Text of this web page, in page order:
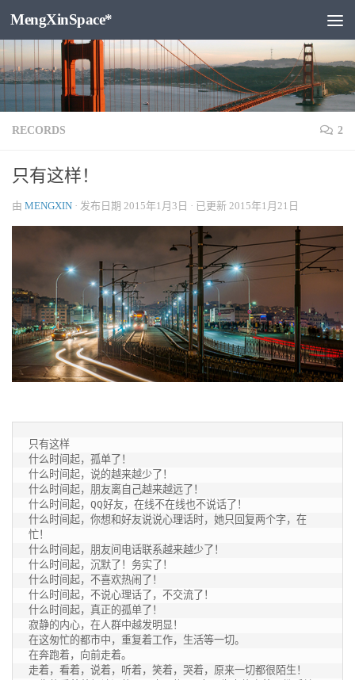
跳至内容
MengXinSpace*
RECORDS 2
只有这样！
由 MENGXIN · 发布日期 2015年1月3日 · 已更新 2015年1月21日
只有这样
什么时间起，孤单了！
什么时间起，说的越来越少了！
什么时间起，朋友离自己越来越远了！
什么时间起，QQ好友，在线不在线也不说话了！
什么时间起，你想和好友说说心理话时，她只回复两个字，在
忙！
什么时间起，朋友间电话联系越来越少了！
什么时间起，沉默了！务实了！
什么时间起，不喜欢热闹了！
什么时间起，不说心理话了，不交流了！
什么时间起，真正的孤单了！
寂静的内心，在人群中越发明显！
在这匆忙的都市中，重复着工作，生活等一切。
在奔跑着，向前走着。
走着，看着，说着，听着，笑着，哭着，原来一切都很陌生！